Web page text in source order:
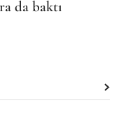
da baktı